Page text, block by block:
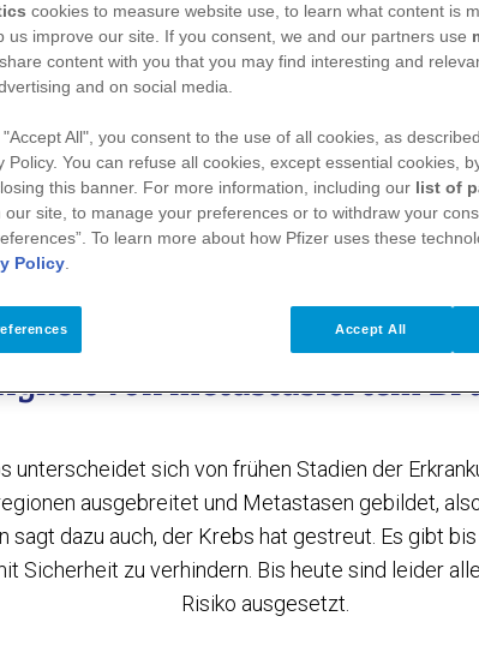
Brustkrebs
Brustkrebs
von metastasiertem
unterscheidet sich von frühen Stadien der
ausgebreitet und Metastasen gebildet,
sagt dazu auch, der Krebs hat gestreut. Es gibt
Sicherheit zu verhindern. Bis heute sind leider
Risiko ausgesetzt.
cookies to measure website use, to learn what content is
us improve our site. If you consent, we and our partners use
content with you that you may find interesting and
and on social media.
"Accept All", you consent to the use of all cookies, as
Policy. You can refuse all cookies, except essential cookies,
this banner. For more information, including our list of
our site, to manage your preferences or to withdraw your
To learn more about how Pfizer uses these
Policy
Accept All